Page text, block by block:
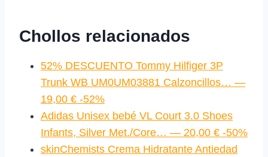
Chollos relacionados
52% DESCUENTO Tommy Hilfiger 3P
Trunk WB UM0UM03881 Calzoncillos… —
19,00 € -52%
Adidas Unisex bebé VL Court 3.0 Shoes
Infants, Silver Met./Core… — 20,00 € -50%
skinChemists Crema Hidratante Antiedad